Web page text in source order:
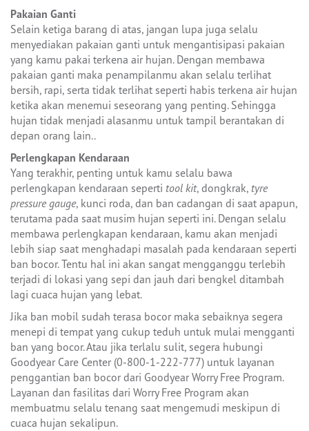
Pakaian Ganti
Selain ketiga barang di atas, jangan lupa juga selalu
menyediakan pakaian ganti untuk mengantisipasi pakaian
yang kamu pakai terkena air hujan. Dengan membawa
pakaian ganti maka penampilanmu akan selalu terlihat
bersih, rapi, serta tidak terlihat seperti habis terkena air hujan
ketika akan menemui seseorang yang penting. Sehingga
hujan tidak menjadi alasanmu untuk tampil berantakan di
depan orang lain..
Perlengkapan Kendaraan
Yang terakhir, penting untuk kamu selalu bawa
perlengkapan kendaraan seperti tool kit, dongkrak, tyre
pressure gauge, kunci roda, dan ban cadangan di saat apapun,
terutama pada saat musim hujan seperti ini. Dengan selalu
membawa perlengkapan kendaraan, kamu akan menjadi
lebih siap saat menghadapi masalah pada kendaraan seperti
ban bocor. Tentu hal ini akan sangat mengganggu terlebih
terjadi di lokasi yang sepi dan jauh dari bengkel ditambah
lagi cuaca hujan yang lebat.
Jika ban mobil sudah terasa bocor maka sebaiknya segera
menepi di tempat yang cukup teduh untuk mulai mengganti
ban yang bocor. Atau jika terlalu sulit, segera hubungi
Goodyear Care Center (0-800-1-222-777) untuk layanan
penggantian ban bocor dari Goodyear Worry Free Program.
Layanan dan fasilitas dari Worry Free Program akan
membuatmu selalu tenang saat mengemudi meskipun di
cuaca hujan sekalipun.